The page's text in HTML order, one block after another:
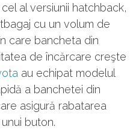
al versiunii hatchback,
cu un volum de
care bancheta din
de încărcare creşte
au echipat modelul
a banchetei din
asigură rabatarea
buton.